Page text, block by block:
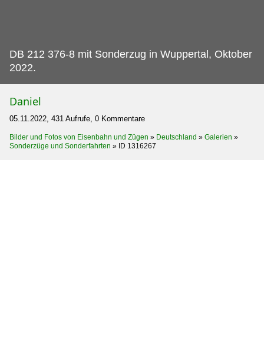
DB 212 376-8 mit Sonderzug in Wuppertal, Oktober
2022.
Daniel
05.11.2022, 431 Aufrufe, 0 Kommentare
Bilder und Fotos von Eisenbahn und Zügen » Deutschland » Galerien »
Sonderzüge und Sonderfahrten » ID 1316267